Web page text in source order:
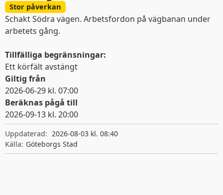
Stor påverkan
Schakt Södra vägen. Arbetsfordon på vägbanan under
arbetets gång.
Tillfälliga begränsningar:
Ett körfält avstängt
Giltighetstid
Giltig från
2026-06-29 kl. 07:00
Beräknas pågå till
2026-09-13 kl. 20:00
Uppdaterad: 2026-08-03 kl. 08:40
Källa: Göteborgs Stad